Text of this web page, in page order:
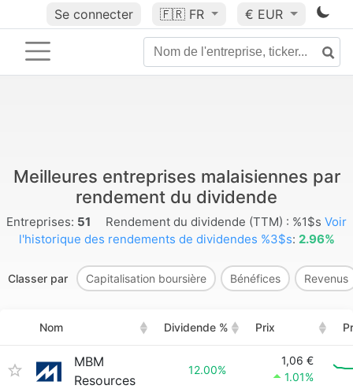
Se connecter 🇫🇷 FR € EUR
Meilleures entreprises malaisiennes par
rendement du dividende
Entreprises: 51 Rendement du dividende (TTM) : %1$s Voir
l'historique des rendements de dividendes %3$s: 2.96%
Classer par Capitalisation boursière Bénéfices Revenus
Nom Dividende % Prix
MBM
Resources
12.00%
1,06 €
1.01%